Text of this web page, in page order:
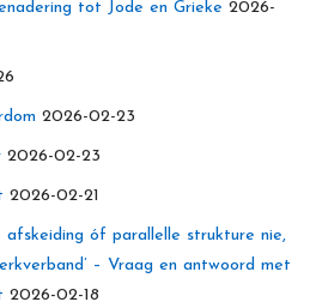
tot Jode en Grieke 2026-
2026-02-23
2026-02-23
2026-02-21
afskeiding óf parallelle strukture nie,
– Vraag en antwoord met
2026-02-18